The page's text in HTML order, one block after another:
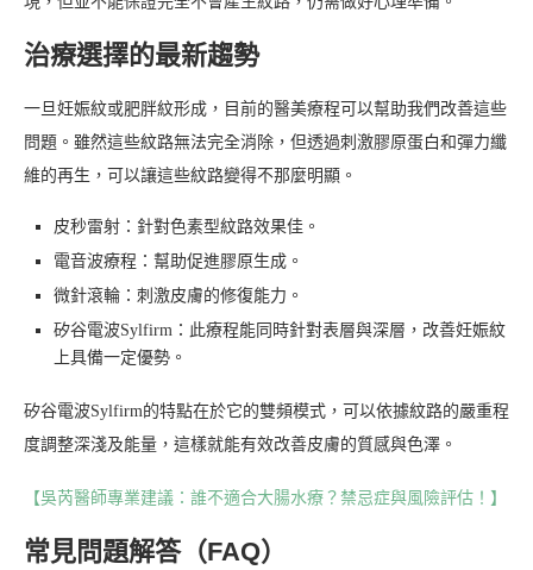
治療選擇的最新趨勢
一旦妊娠紋或肥胖紋形成，目前的醫美療程可以幫助我們改善這些
問題。雖然這些紋路無法完全消除，但透過刺激膠原蛋白和彈力纖
維的再生，可以讓這些紋路變得不那麼明顯。
皮秒雷射：針對色素型紋路效果佳。
電音波療程：幫助促進膠原生成。
微針滾輪：刺激皮膚的修復能力。
矽谷電波Sylfirm：此療程能同時針對表層與深層，改善妊娠紋
上具備一定優勢。
矽谷電波Sylfirm的特點在於它的雙頻模式，可以依據紋路的嚴重程
度調整深淺及能量，這樣就能有效改善皮膚的質感與色澤。
【吳芮醫師專業建議：誰不適合大腸水療？禁忌症與風險評估！】
常見問題解答（FAQ）